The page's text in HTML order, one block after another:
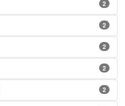
2
2
2
2
2